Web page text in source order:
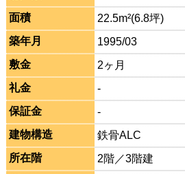
面積
22.5m²(6.8坪)
築年月
1995/03
敷金
2ヶ月
礼金
-
保証金
-
建物構造
鉄骨ALC
所在階
2階／3階建